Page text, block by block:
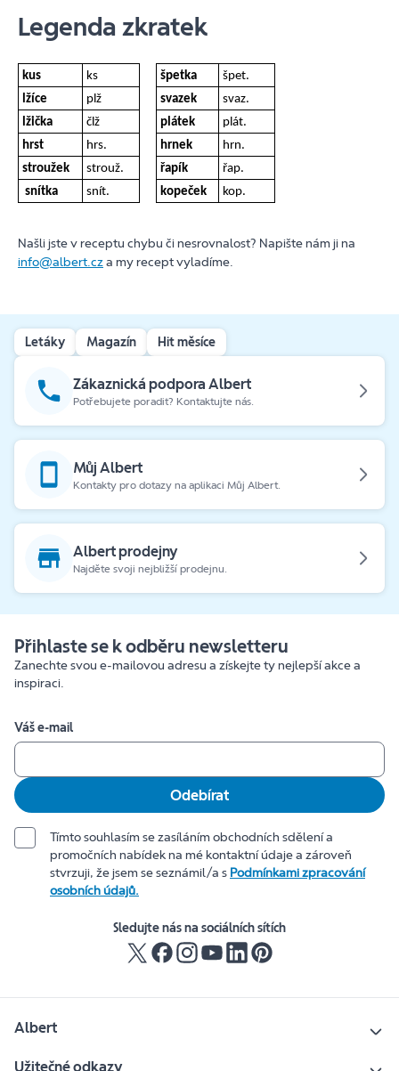
Legenda zkratek
kus ks špetka
špet.
lžíce
plž svazek
svaz.
lžička
člž plátek
plát.
hrst
hrs. hrnek
hrn.
stroužek
strouž. řapík
řap.
snítka
snít. kopeček kop.
Našli jste v receptu chybu či nesrovnalost? Napište nám ji na
info@albert.cza my recept vyladíme.
Letáky Magazín Hit měsíce
Zákaznická podpora Albert
Potřebujete poradit? Kontaktujte nás.
Můj Albert
Kontakty pro dotazy na aplikaci Můj Albert.
Albert prodejny
Najděte svoji nejbližší prodejnu.
Přihlaste se k odběru newsletteru
Zanechte svou e-mailovou adresu a získejte ty nejlepší akce a
inspiraci.
Váš e-mail
Odebírat
Tímto souhlasím se zasíláním obchodních sdělení a
promočních nabídek na mé kontaktní údaje a zároveň
stvrzuji, že jsem se seznámil/a s Podmínkami zpracování
osobních údajů.
Sledujte nás na sociálních sítích
Albert
Užitečné odkazy